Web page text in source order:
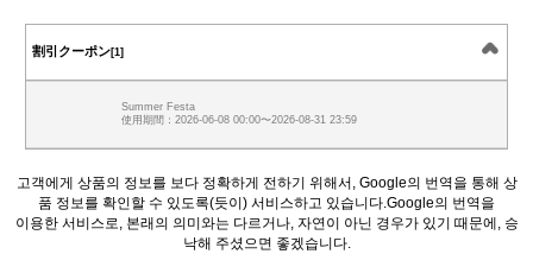
割引クーポン[1]
Summer Festa
使用期間：2026-06-08 00:00〜2026-08-31 23:59
고객에게 상품의 정보를 보다 정확하게 전하기 위해서, Google의 번역을 통해 상
품 정보를 확인할 수 있도록(듯이) 서비스하고 있습니다.Google의 번역을
이용한 서비스로, 본래의 의미와는 다르거나, 자연이 아닌 경우가 있기 때문에, 승
낙해 주셨으면 좋겠습니다.